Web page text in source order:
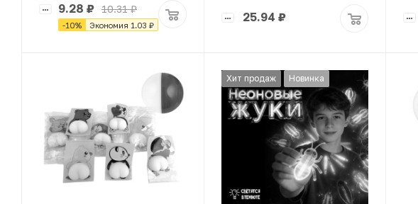
9.28 ₽ 10.31₽
-10% Экономия 1.03 ₽
25.94 ₽
Хит продаж Новинка